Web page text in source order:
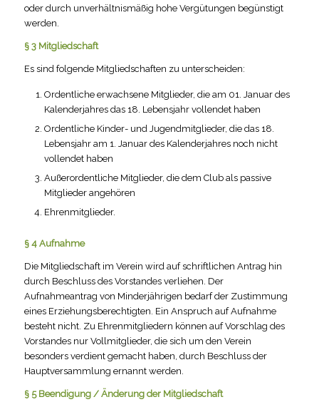
oder durch unverhältnismäßig hohe Vergütungen begünstigt
werden.
§ 3 Mitgliedschaft
Es sind folgende Mitgliedschaften zu unterscheiden:
Ordentliche erwachsene Mitglieder, die am 01. Januar des
Kalenderjahres das 18. Lebensjahr vollendet haben
Ordentliche Kinder- und Jugendmitglieder, die das 18.
Lebensjahr am 1. Januar des Kalenderjahres noch nicht
vollendet haben
Außerordentliche Mitglieder, die dem Club als passive
Mitglieder angehören
Ehrenmitglieder.
§ 4 Aufnahme
Die Mitgliedschaft im Verein wird auf schriftlichen Antrag hin
durch Beschluss des Vorstandes verliehen. Der
Aufnahmeantrag von Minderjährigen bedarf der Zustimmung
eines Erziehungsberechtigten. Ein Anspruch auf Aufnahme
besteht nicht. Zu Ehrenmitgliedern können auf Vorschlag des
Vorstandes nur Vollmitglieder, die sich um den Verein
besonders verdient gemacht haben, durch Beschluss der
Hauptversammlung ernannt werden.
§ 5 Beendigung / Änderung der Mitgliedschaft